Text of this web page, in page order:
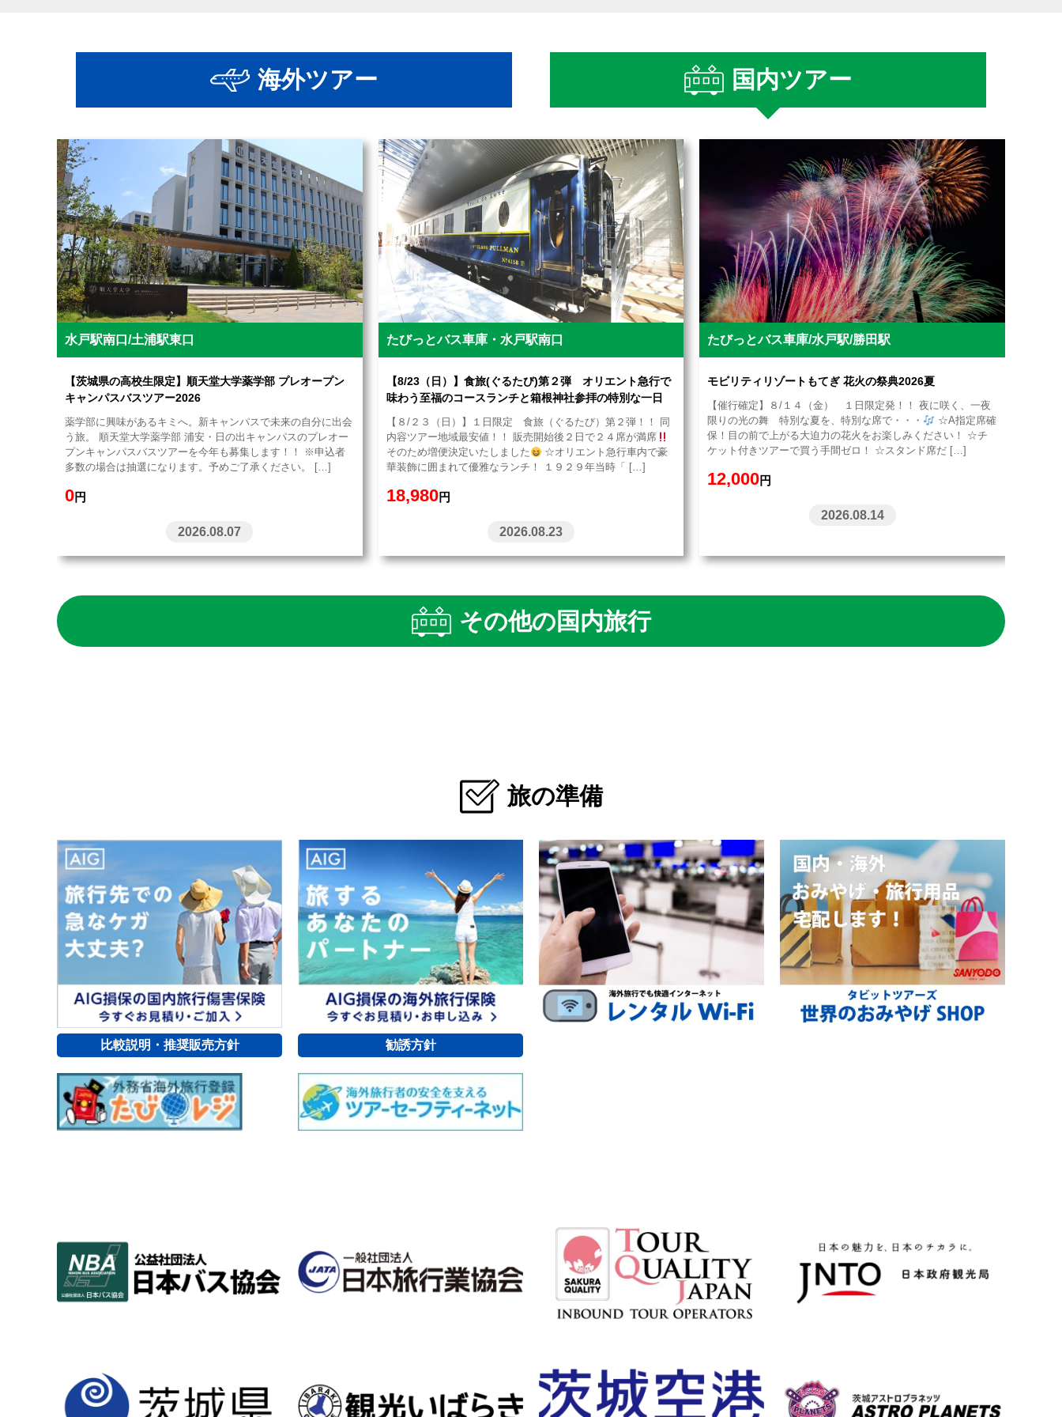
海外ツアー 国内ツアー
水戸駅南口/土浦駅東口
【茨城県の高校生限定】順天堂大学薬学部 プレオープン
キャンパスバスツアー2026
薬学部に興味があるキミへ。新キャンパスで未来の自分に出会
う旅。 順天堂大学薬学部 浦安・日の出キャンパスのプレオー
プンキャンパスバスツアーを今年も募集します！！ ※申込者
多数の場合は抽選になります。予めご了承ください。 […]
0円
2026.08.07
たびっとバス車庫・水戸駅南口
【8/23（日）】食旅(ぐるたび)第２弾 オリエント急行で
味わう至福のコースランチと箱根神社参拝の特別な一日
【８/２３（日）】１日限定 食旅（ぐるたび）第２弾！！ 同
内容ツアー地域最安値！！ 販売開始後２日で２４席が満席
そのため増便決定いたしました
☆オリエント急行車内で豪
華装飾に囲まれて優雅なランチ！ １９２９年当時「 […]
18,980円
2026.08.23
たびっとバス車庫/水戸駅/勝田駅
モビリティリゾートもてぎ 花火の祭典2026夏
【催行確定】８/１４（金） １日限定発！！ 夜に咲く、一夜
限りの光の舞 特別な夏を、特別な席で・・・
☆A指定席確
保！目の前で上がる大迫力の花火をお楽しみください！ ☆チ
ケット付きツアーで買う手間ゼロ！ ☆スタンド席だ […]
12,000円
2026.08.14
その他の国内旅行
旅の準備
比較説明・推奨販売方針 勧誘方針